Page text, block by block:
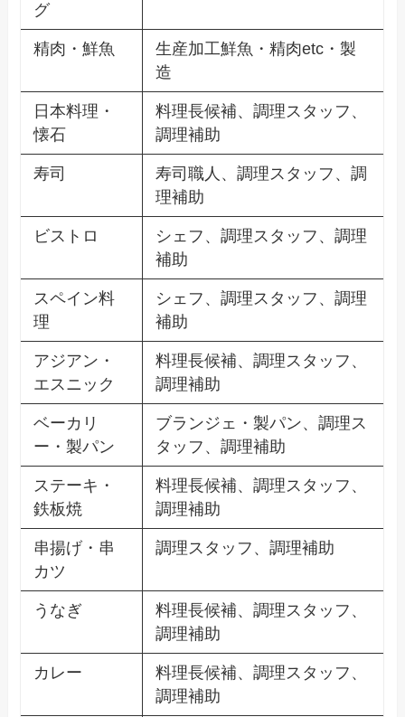
グ
精肉・鮮魚
生産加工鮮魚・精肉etc・製
造
日本料理・
懐石
料理長候補、調理スタッフ、
調理補助
寿司
寿司職人、調理スタッフ、調
理補助
ビストロ
シェフ、調理スタッフ、調理
補助
スペイン料
理
シェフ、調理スタッフ、調理
補助
アジアン・
エスニック
料理長候補、調理スタッフ、
調理補助
ベーカリ
ー・製パン
ブランジェ・製パン、調理ス
タッフ、調理補助
ステーキ・
鉄板焼
料理長候補、調理スタッフ、
調理補助
串揚げ・串
カツ
調理スタッフ、調理補助
うなぎ
料理長候補、調理スタッフ、
調理補助
カレー
料理長候補、調理スタッフ、
調理補助